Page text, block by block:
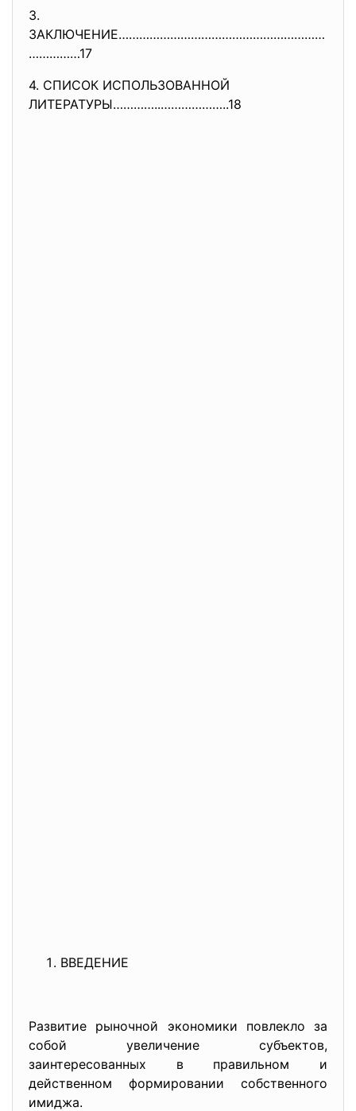
3.
ЗАКЛЮЧЕНИЕ……………………………………………………
……………17
4. СПИСОК ИСПОЛЬЗОВАННОЙ
ЛИТЕРАТУРЫ…………..………………..18
ВВЕДЕНИЕ
Развитие рыночной экономики повлекло за
собой увеличение субъектов,
заинтересованных в правильном и
действенном формировании собственного
имиджа.